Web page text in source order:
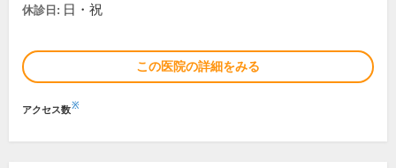
休診日: 日・祝
この医院の詳細をみる
アクセス数※